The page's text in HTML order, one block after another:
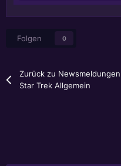
Folgen 0
Zurück zu Newsmeldungen
Star Trek Allgemein